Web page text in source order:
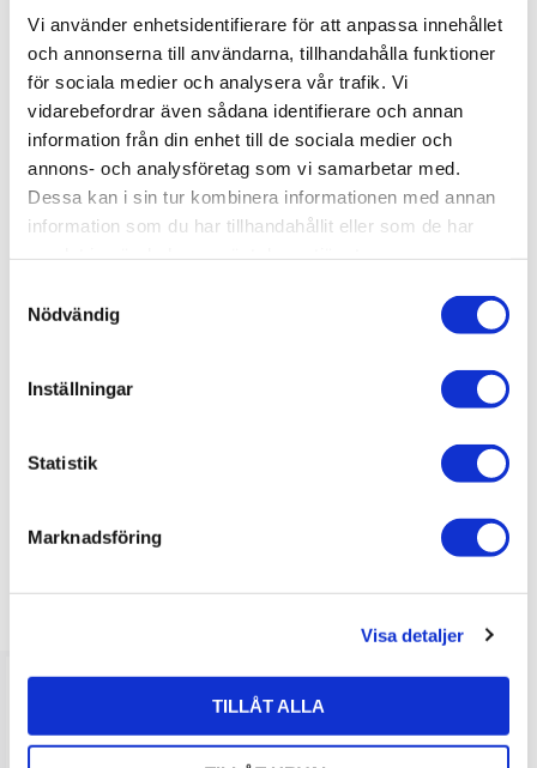
Vi använder enhetsidentifierare för att anpassa innehållet
och annonserna till användarna, tillhandahålla funktioner
för sociala medier och analysera vår trafik. Vi
vidarebefordrar även sådana identifierare och annan
information från din enhet till de sociala medier och
annons- och analysföretag som vi samarbetar med.
Dessa kan i sin tur kombinera informationen med annan
information som du har tillhandahållit eller som de har
Nödvändig
Inställningar
Statistik
Marknadsföring
Visa detaljer
TILLÅT ALLA
OMDÖMEN
PRO-JECT MEASURE IT E
395kr